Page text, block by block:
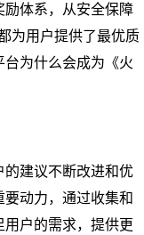
励体系，从安全保障
为用户提供了最优质
为什么会成为《火
的建议不断改进和优
动力，通过收集和
户的需求，提供更